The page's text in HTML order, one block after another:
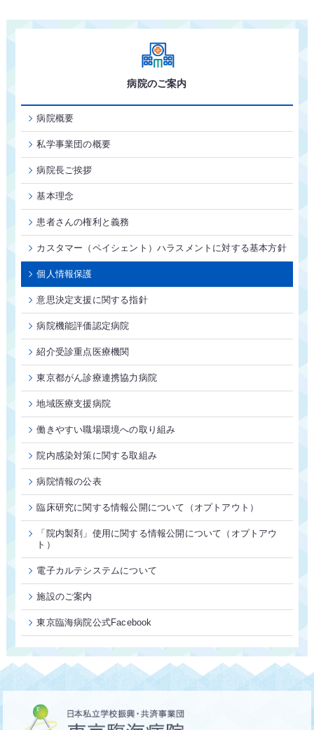
病院のご案内
病院概要
私学事業団の概要
病院長ご挨拶
基本理念
患者さんの権利と義務
カスタマー（ペイシェント）ハラスメントに対する基本方針
個人情報保護
意思決定支援に関する指針
病院機能評価認定病院
紹介受診重点医療機関
東京都がん診療連携協力病院
地域医療支援病院
働きやすい職場環境への取り組み
院内感染対策に関する取組み
病院情報の公表
臨床研究に関する情報公開について（オプトアウト）
「院内製剤」使用に関する情報公開について（オプトアウ
ト）
電子カルテシステムについて
施設のご案内
東京臨海病院公式Facebook